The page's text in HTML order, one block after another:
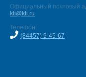
Официальный почтовый
kti@kti.ru
Телефон:
(84457) 9-45-67